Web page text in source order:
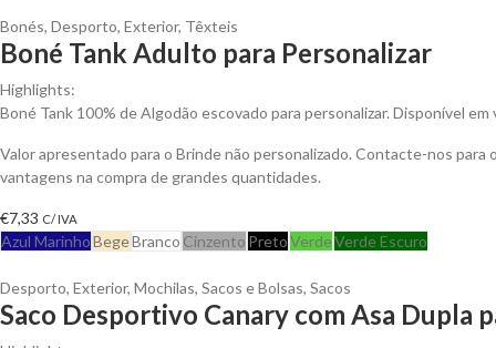
Bonés, Desporto, Exterior, Têxteis
Boné Tank Adulto para Personalizar
Highlights:
Boné Tank 100% de Algodão escovado para personalizar. Disponível em
Valor apresentado para o Brinde não personalizado. Contacte-nos para
vantagens na compra de grandes quantidades.
€7,33 C/ IVA
Azul MarinhoBegeBranco Cinzento PretoVerdeVerde Escuro
Desporto, Exterior, Mochilas, Sacos e Bolsas, Sacos
Saco Desportivo Canary com Asa Dupla